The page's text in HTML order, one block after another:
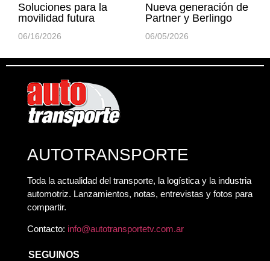
Soluciones para la
movilidad futura
06/16/2026
Nueva generación de
Partner y Berlingo
06/05/2026
AUTOTRANSPORTE
Toda la actualidad del transporte, la logística y la industria
automotriz. Lanzamientos, notas, entrevistas y fotos para
compartir.
Contacto: info@autotransportetv.com.ar
SEGUINOS